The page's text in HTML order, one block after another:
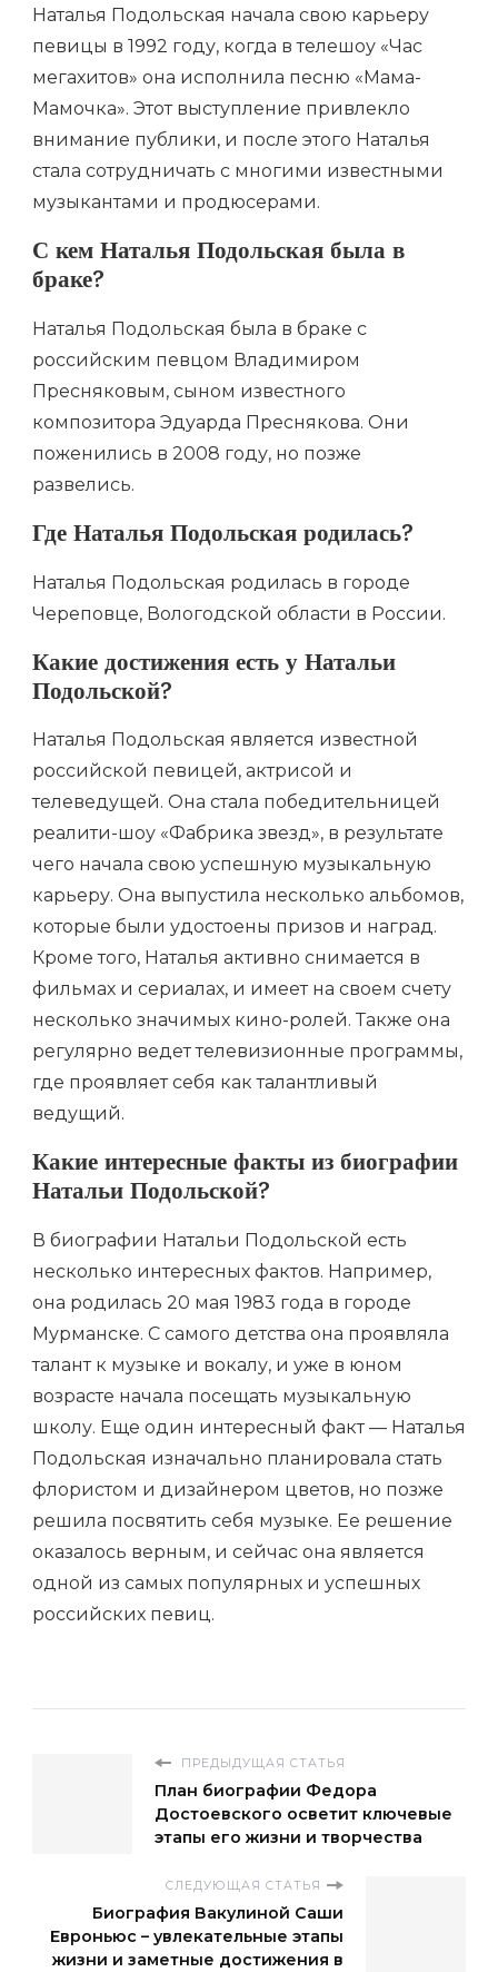
Наталья Подольская начала свою карьеру
певицы в 1992 году, когда в телешоу «Час
мегахитов» она исполнила песню «Мама-
Мамочка». Этот выступление привлекло
внимание публики, и после этого Наталья
стала сотрудничать с многими известными
музыкантами и продюсерами.
С кем Наталья Подольская была в
браке?
Наталья Подольская была в браке с
российским певцом Владимиром
Пресняковым, сыном известного
композитора Эдуарда Преснякова. Они
поженились в 2008 году, но позже
развелись.
Где Наталья Подольская родилась?
Наталья Подольская родилась в городе
Череповце, Вологодской области в России.
Какие достижения есть у Натальи
Подольской?
Наталья Подольская является известной
российской певицей, актрисой и
телеведущей. Она стала победительницей
реалити-шоу «Фабрика звезд», в результате
чего начала свою успешную музыкальную
карьеру. Она выпустила несколько альбомов,
которые были удостоены призов и наград.
Кроме того, Наталья активно снимается в
фильмах и сериалах, и имеет на своем счету
несколько значимых кино-ролей. Также она
регулярно ведет телевизионные программы,
где проявляет себя как талантливый
ведущий.
Какие интересные факты из биографии
Натальи Подольской?
В биографии Натальи Подольской есть
несколько интересных фактов. Например,
она родилась 20 мая 1983 года в городе
Мурманске. С самого детства она проявляла
талант к музыке и вокалу, и уже в юном
возрасте начала посещать музыкальную
школу. Еще один интересный факт — Наталья
Подольская изначально планировала стать
флористом и дизайнером цветов, но позже
решила посвятить себя музыке. Ее решение
оказалось верным, и сейчас она является
одной из самых популярных и успешных
российских певиц.
ПРЕДЫДУЩАЯ СТАТЬЯ
План биографии Федора
Достоевского осветит ключевые
этапы его жизни и творчества
СЛЕДУЮЩАЯ СТАТЬЯ
Биография Вакулиной Саши
Евроньюс – увлекательные этапы
жизни и заметные достижения в